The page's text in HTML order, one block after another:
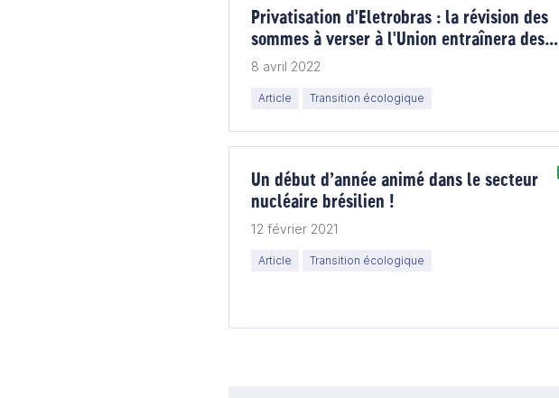
Privatisation d'Eletrobras : la révision des
sommes à verser à l'Union entraînera des
retards dans le processus
8 avril 2022
Article Transition écologique
Un début d’année animé dans le secteur
nucléaire brésilien !
12 février 2021
Article Transition écologique